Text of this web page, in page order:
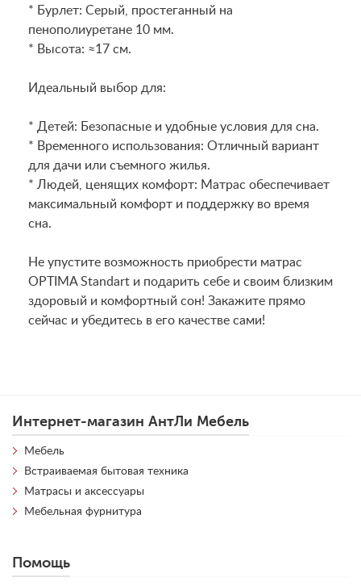
* Бурлет: Серый, простеганный на
пенополиуретане 10 мм.
* Высота: ≈17 см.
Идеальный выбор для:
* Детей: Безопасные и удобные условия для сна.
* Временного использования: Отличный вариант
для дачи или съемного жилья.
* Людей, ценящих комфорт: Матрас обеспечивает
максимальный комфорт и поддержку во время
сна.
Не упустите возможность приобрести матрас
OPTIMA Standart и подарить себе и своим близким
здоровый и комфортный сон! Закажите прямо
сейчас и убедитесь в его качестве сами!
Интернет-магазин АнтЛи Мебель
Мебель
Встраиваемая бытовая техника
Матрасы и аксессуары
Мебельная фурнитура
Помощь